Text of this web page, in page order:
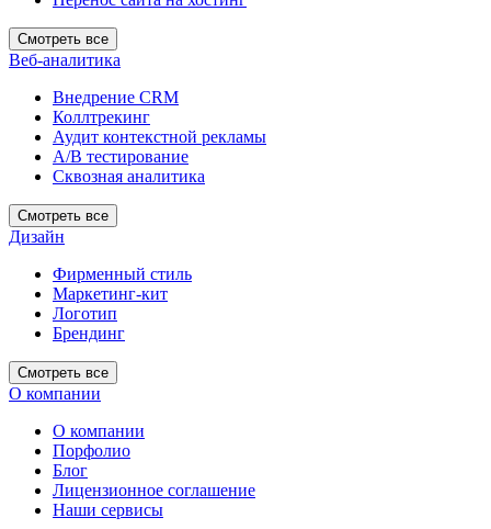
Смотреть все
Веб-аналитика
Внедрение CRM
Коллтрекинг
Аудит контекстной рекламы
А/В тестирование
Сквозная аналитика
Смотреть все
Дизайн
Фирменный стиль
Маркетинг-кит
Логотип
Брендинг
Смотреть все
О компании
О компании
Порфолио
Блог
Лицензионное соглашение
Наши сервисы